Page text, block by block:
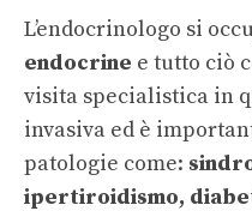
L’endocrinologo si
endocrine e tutto ciò
visita specialistica in
invasiva ed è
patologie come:
ipertiroidismo,